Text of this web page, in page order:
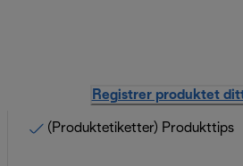
Registrer produktet
(Produktetiketter) Produkttips